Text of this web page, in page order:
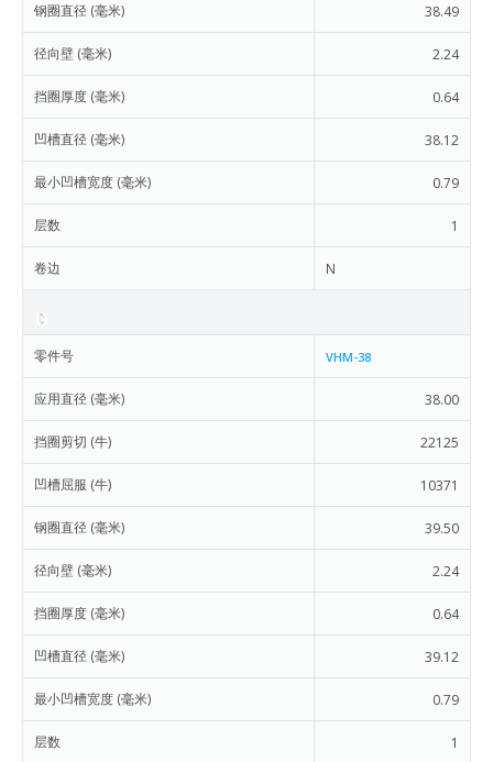
钢圈直径 (毫米) 38.49
径向壁 (毫米) 2.24
挡圈厚度 (毫米) 0.64
凹槽直径 (毫米) 38.12
最小凹槽宽度 (毫米) 0.79
层数 1
卷边 N
零件号 VHM-38
应用直径 (毫米) 38.00
挡圈剪切 (牛) 22125
凹槽屈服 (牛) 10371
钢圈直径 (毫米) 39.50
径向壁 (毫米) 2.24
挡圈厚度 (毫米) 0.64
凹槽直径 (毫米) 39.12
最小凹槽宽度 (毫米) 0.79
层数 1